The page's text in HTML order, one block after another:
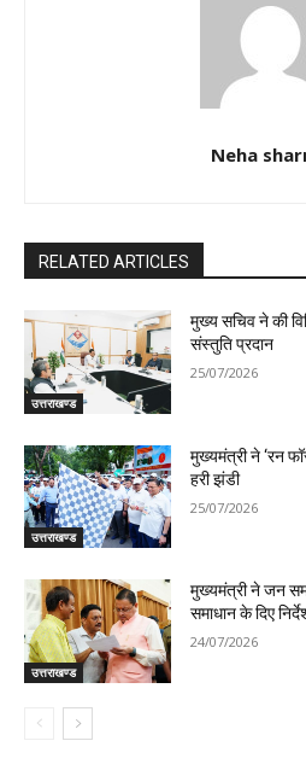
Neha
RELATED ARTICLES
उत्तराखण्ड
मुख्य सचिव ने की
संस्तुति प्रदान
25/07/2026
उत्तराखण्ड
मुख्यमंत्री ने ‘रन
हरी झंडी
25/07/2026
उत्तराखण्ड
मुख्यमंत्री ने जन
समाधान के दिए
24/07/2026